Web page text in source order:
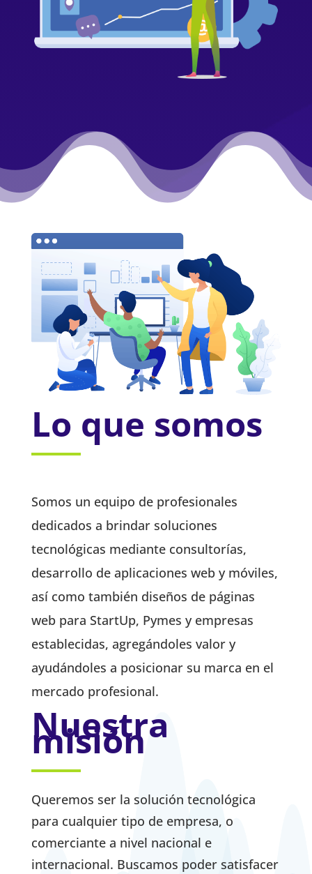
Lo que somos
Somos un equipo de profesionales
dedicados a brindar soluciones
tecnológicas mediante consultorías,
desarrollo de aplicaciones web y móviles,
así como también diseños de páginas
web para StartUp, Pymes y empresas
establecidas, agregándoles valor y
ayudándoles a posicionar su marca en el
mercado profesional.
Nuestra
misión
Queremos ser la solución tecnológica
para cualquier tipo de empresa, o
comerciante a nivel nacional e
internacional. Buscamos poder satisfacer